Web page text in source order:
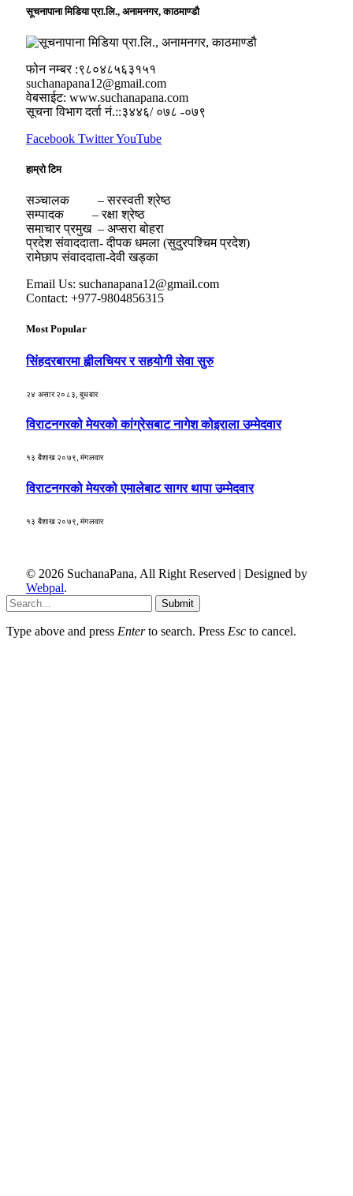
सूचनापाना मिडिया प्रा.लि., अनामनगर, काठमाण्डौ
फोन नम्बर :९८०४८५६३१५१
suchanapana12@gmail.com
वेबसाईट: www.suchanapana.com
सूचना विभाग दर्ता नं.::३४४६/ ०७८ -०७९
Facebook TwitterYouTube
हाम्रो टिम
सञ्चालक – सरस्वती श्रेष्ठ
सम्पादक – रक्षा श्रेष्ठ
समाचार प्रमुख – अप्सरा बोहरा
प्रदेश संवाददाता- दीपक धमला (सुदुरपश्चिम प्रदेश)
रामेछाप संवाददाता-देवी खड्का
Email Us: suchanapana12@gmail.com
Contact: +977-9804856315
Most Popular
सिंहदरबारमा ह्वीलचियर र सहयोगी सेवा सुरु
२४ असार २०८३, बुधबार
विराटनगरको मेयरको कांग्रेसबाट नागेश कोइराला उम्मेदवार
१३ बैशाख २०७९, मंगलवार
विराटनगरको मेयरको एमालेबाट सागर थापा उम्मेदवार
१३ बैशाख २०७९, मंगलवार
© 2026 SuchanaPana, All Right Reserved | Designed by
Webpal.
Submit
Type above and press Enterto search. Press Esc to cancel.